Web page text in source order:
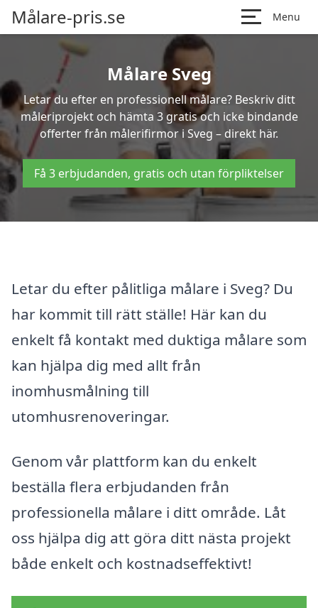
Målare-pris.se Menu
Målare Sveg
Letar du efter en professionell målare? Beskriv ditt
måleriprojekt och hämta 3 gratis och icke bindande
offerter från målerifirmor i Sveg – direkt här.
Få 3 erbjudanden, gratis och utan förpliktelser
Letar du efter pålitliga målare i Sveg? Du
har kommit till rätt ställe! Här kan du
enkelt få kontakt med duktiga målare som
kan hjälpa dig med allt från
inomhusmålning till
utomhusrenoveringar.
Genom vår plattform kan du enkelt
beställa flera erbjudanden från
professionella målare i ditt område. Låt
oss hjälpa dig att göra ditt nästa projekt
både enkelt och kostnadseffektivt!